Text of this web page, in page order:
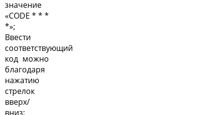
значение
«CODE * * *
*»;
Ввести
соответствующий
код можно
благодаря
нажатию
стрелок
вверх/
вниз;